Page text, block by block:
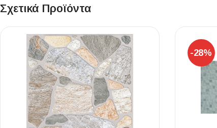
Σχετικά Προϊόντα
-28%